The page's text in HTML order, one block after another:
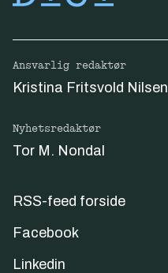
Ansvarlig redaktør
Kristina Fritsvold Nilsen
Nyhetsredaktør
Tor M. Nondal
RSS-feed forside
Facebook
Linkedin